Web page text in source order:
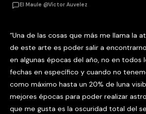
El Maule @Víctor Auvelez
“Una de las cosas que más me llama la
de este arte es poder salir a
en algunas épocas del año, no en todos
fechas en específico y cuando no
como máximo hasta un 20% de luna
mejores épocas para poder realizar
que me gusta es la oscuridad total del